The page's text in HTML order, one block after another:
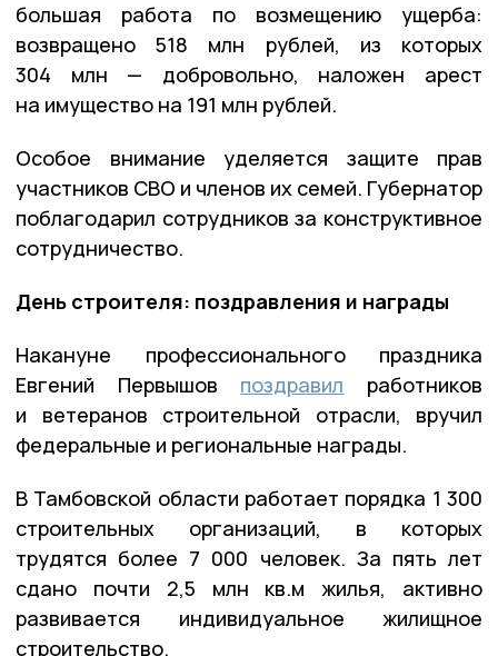
большая работа по возмещению ущерба:
возвращено 518 млн рублей, из которых
304 млн — добровольно, наложен арест
на имущество на 191 млн рублей.
Особое внимание уделяется защите прав
участников СВО и членов их семей. Губернатор
поблагодарил сотрудников за конструктивное
сотрудничество.
День строителя: поздравления и награды
Накануне профессионального праздника
Евгений Первышов поздравил работников
и ветеранов строительной отрасли, вручил
федеральные и региональные награды.
В Тамбовской области работает порядка 1 300
строительных организаций, в которых
трудятся более 7 000 человек. За пять лет
сдано почти 2,5 млн кв.м жилья, активно
развивается индивидуальное жилищное
строительство.